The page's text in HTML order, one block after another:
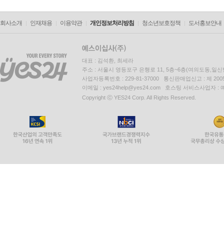
회사소개 인재채용 이용약관 개인정보처리방침 청소년보호정책 도서홍보안내
대표 : 김석환, 최세라
주소 : 서울시 영등포구 은행로 11, 5층~6층(여의도동,일신
사업자등록번호 : 229-81-37000 통신판매업신고 : 제
이메일 : yes24help@yes24.com 호스팅 서비스사업자 :
Copyright ⓒ YES24 Corp. All Rights Reserved.